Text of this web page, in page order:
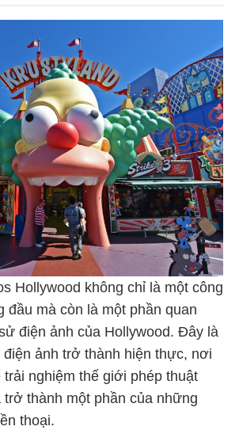
Hollywood không chỉ là một công
đầu mà còn là một phần quan
điện ảnh của Hollywood. Đây là
ảnh trở thành hiện thực, nơi
trải nghiệm thế giới phép thuật
trở thành một phần của những
thoại.